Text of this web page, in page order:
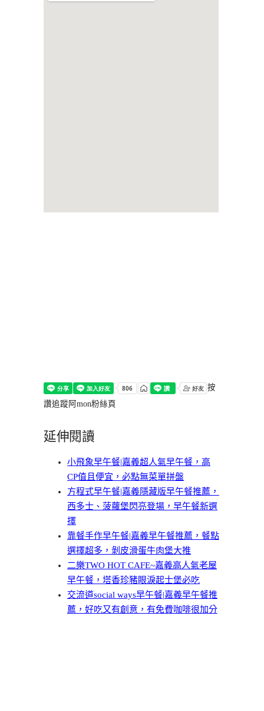
按
讚追蹤阿mon粉絲頁
延伸閱讀
小飛象早午餐|嘉義超人氣早午餐，高
CP值且便宜，必點無菜單拼盤
方程式早午餐|嘉義隱藏版早午餐推薦，
西多士、菠蘿堡閃亮登場，早午餐新選
擇
靠餐手作早午餐|嘉義早午餐推薦，餐點
選擇超多，剝皮滑蛋牛肉堡大推
二樂TWO HOT CAFE~嘉義高人氣老屋
早午餐，塔香珍豬眼淚起士堡必吃
交流道social ways早午餐|嘉義早午餐推
薦，好吃又有創意，有免費咖啡很加分